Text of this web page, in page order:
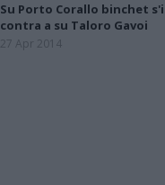
Su Porto Corallo binchet
contra a su Taloro Gavoi
27 Apr 2014